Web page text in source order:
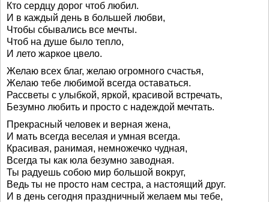
Кто сердцу дорог чтоб любил.
И в каждый день в большей любви,
Чтобы сбывались все мечты.
Чтоб на душе было тепло,
И лето жаркое цвело.
Желаю всех благ, желаю огромного счастья,
Желаю тебе любимой всегда оставаться.
Рассветы с улыбкой, яркой, красивой встречать,
Безумно любить и просто с надеждой мечтать.
Прекрасный человек и верная жена,
И мать всегда веселая и умная всегда.
Красивая, ранимая, немножечко чудная,
Всегда ты как юла безумно заводная.
Ты радуешь собою мир большой вокруг,
Ведь ты не просто нам сестра, а настоящий друг.
И в день сегодня праздничный желаем мы тебе,